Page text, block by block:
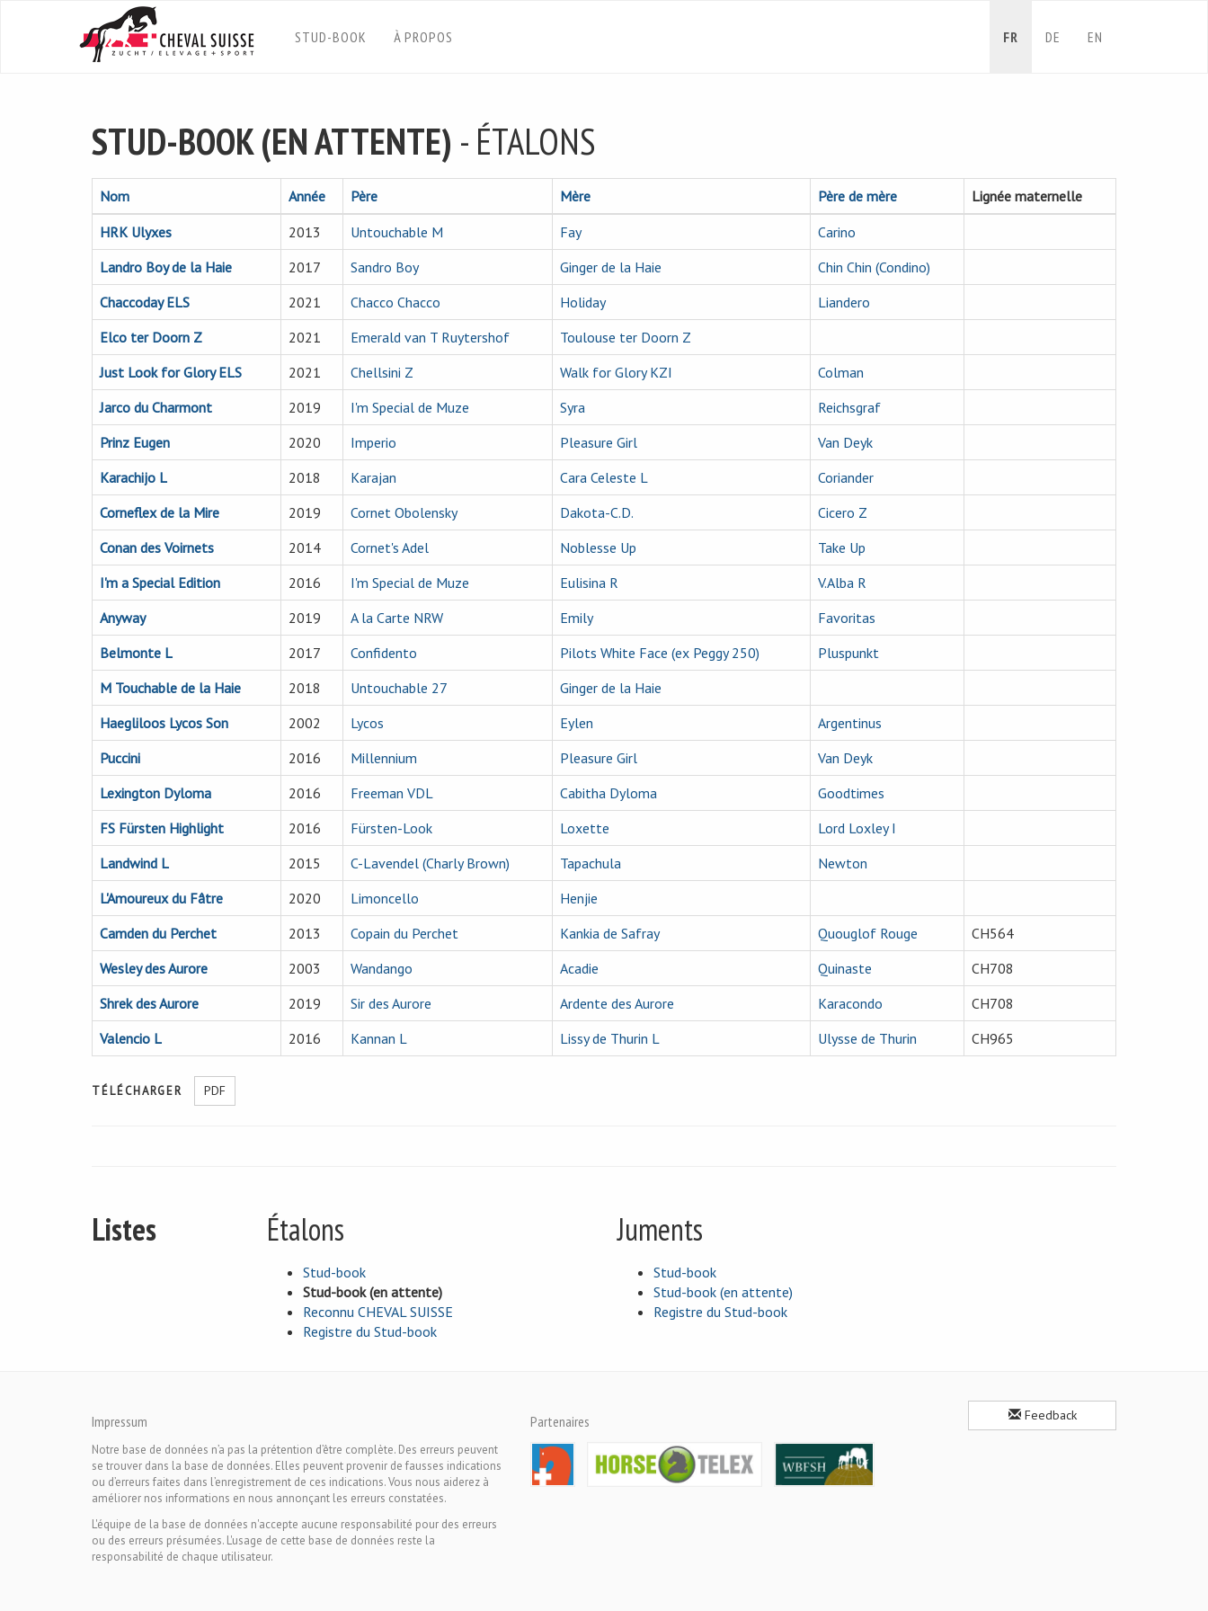
STUD-BOOK À PROPOS FR DE EN
STUD-BOOK (EN ATTENTE) - ÉTALONS
Nom Année Père Mère Père de mère
Lignée maternelle
HRK Ulyxes
2013 Untouchable M Fay
Carino
Landro Boy de la Haie
2017 Sandro Boy Ginger de la Haie
Chin Chin (Condino)
Chaccoday ELS
2021 Chacco Chacco Holiday
Liandero
Elco ter Doorn Z
2021 Emerald van T Ruytershof
Toulouse ter Doorn Z
Just Look for Glory ELS
2021 Chellsini Z Walk for Glory KZI
Colman
Jarco du Charmont
2019 I'm Special de Muze Syra
Reichsgraf
Prinz Eugen
2020 Imperio Pleasure Girl
Van Deyk
Karachijo L
2018 Karajan Cara Celeste L
Coriander
Corneflex de la Mire
2019 Cornet Obolensky Dakota-C.D.
Cicero Z
Conan des Voirnets
2014 Cornet's Adel Noblesse Up
Take Up
I'm a Special Edition
2016 I'm Special de Muze Eulisina R
V.Alba R
Anyway
2019 A la Carte NRW Emily
Favoritas
Belmonte L
2017 Confidento Pilots White Face (ex Peggy 250)
Pluspunkt
M Touchable de la Haie
2018 Untouchable 27
Ginger de la Haie
Haegliloos Lycos Son
2002 Lycos Eylen
Argentinus
Puccini
2016 Millennium Pleasure Girl
Van Deyk
Lexington Dyloma
2016 Freeman VDL Cabitha Dyloma
Goodtimes
FS Fürsten Highlight
2016 Fürsten-Look Loxette
Lord Loxley I
Landwind L
2015 C-Lavendel (Charly Brown) Tapachula
Newton
L'Amoureux du Fâtre
2020 Limoncello
Henjie
Camden du Perchet
2013 Copain du Perchet Kankia de Safray Quouglof Rouge
CH564
Wesley des Aurore
2003 Wandango Acadie Quinaste
CH708
Shrek des Aurore
2019 Sir des Aurore Ardente des Aurore Karacondo
CH708
Valencio L
2016 Kannan L Lissy de Thurin L Ulysse de Thurin CH965
TÉLÉCHARGER PDF
Listes Étalons
Stud-book
Stud-book (en attente)
Reconnu CHEVAL SUISSE
Registre du Stud-book
Juments
Stud-book
Stud-book (en attente)
Registre du Stud-book
Impressum
Notre base de données n’a pas la prétention d’être complète. Des erreurs peuvent
se trouver dans la base de données. Elles peuvent provenir de fausses indications
ou d’erreurs faites dans l’enregistrement de ces indications. Vous nous aiderez à
améliorer nos informations en nous annonçant les erreurs constatées.
L'équipe de la base de données n'accepte aucune responsabilité pour des erreurs
ou des erreurs présumées. L'usage de cette base de données reste la
responsabilité de chaque utilisateur.
Partenaires Feedback